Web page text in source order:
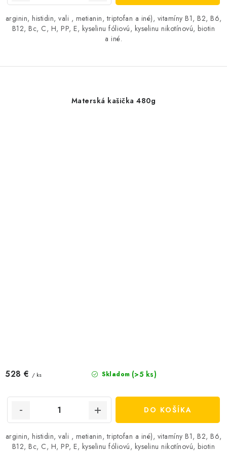
arginin, histidin, vali , metianin, triptofan a iné), vitamíny B1, B2, B6,
B12, Bc, C, H, PP, E, kyselinu fóliovú, kyselinu nikotínovú, biotin
a iné.
Materská kašička 480g
Skladom (>5 ks)
528 € / ks
DO KOŠÍKA
arginin, histidin, vali , metianin, triptofan a iné), vitamíny B1, B2, B6,
B12, Bc, C, H, PP, E, kyselinu fóliovú, kyselinu nikotínovú, biotin